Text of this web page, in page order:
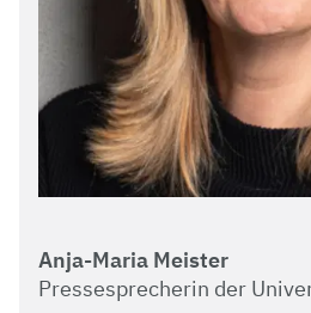
Anja-Maria Meister
Pressesprecherin der